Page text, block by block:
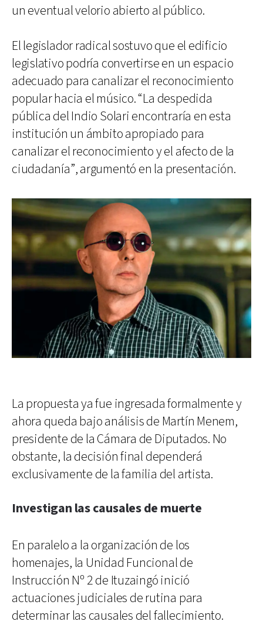
un eventual velorio abierto al público.
El legislador radical sostuvo que el edificio
legislativo podría convertirse en un espacio
adecuado para canalizar el reconocimiento
popular hacia el músico. “La despedida
pública del Indio Solari encontraría en esta
institución un ámbito apropiado para
canalizar el reconocimiento y el afecto de la
ciudadanía”, argumentó en la presentación.
La propuesta ya fue ingresada formalmente y
ahora queda bajo análisis de Martín Menem,
presidente de la Cámara de Diputados. No
obstante, la decisión final dependerá
exclusivamente de la familia del artista.
Investigan las causales de muerte
En paralelo a la organización de los
homenajes, la Unidad Funcional de
Instrucción Nº 2 de Ituzaingó inició
actuaciones judiciales de rutina para
determinar las causales del fallecimiento.